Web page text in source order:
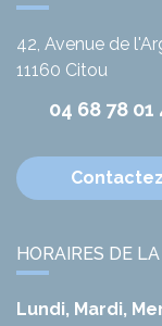
42, Avenue de
11160 Citou
04 68 78 01
HORAIRES DE
Lundi, Mardi,